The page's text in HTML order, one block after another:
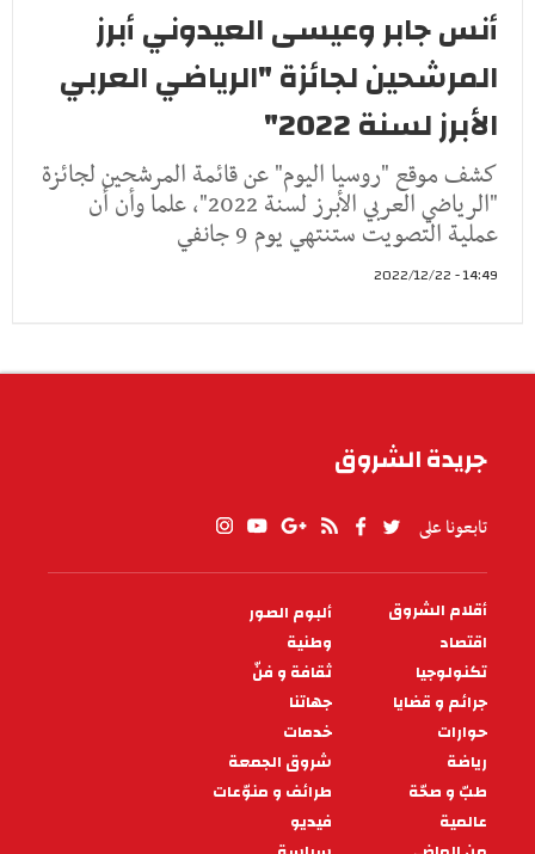
أنس جابر وعيسى العيدوني أبرز
المرشحين لجائزة "الرياضي العربي
الأبرز لسنة 2022"
كشف موقع "روسيا اليوم" عن قائمة المرشحين لجائزة
"الرياضي العربي الأبرز لسنة 2022"، علما وأن أن
عملية التصويت ستنتهي يوم 9 جانفي
14:49 - 2022/12/22
جريدة الشروق
تابعونا على
PIED
DE
PAGE
أقلام الشروق
ألبوم الصور
اقتصاد
وطنية
تكنولوجيا
ثقافة و فنّ
جرائم و قضايا
جهاتنا
حوارات
خدمات
رياضة
شروق الجمعة
طبّ و صحّة
طرائف و منوّعات
عالمية
فيديو